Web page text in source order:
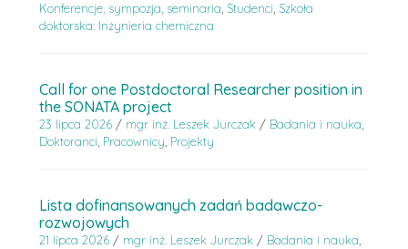
Konferencje, sympozja, seminaria, Studenci, Szkoła
doktorska: Inżynieria chemiczna
Call for one Postdoctoral Researcher position in
the SONATA project
23 lipca 2026 / mgr inż. Leszek Jurczak / Badania i nauka,
Doktoranci, Pracownicy, Projekty
Lista dofinansowanych zadań badawczo-
rozwojowych
21 lipca 2026 / mgr inż. Leszek Jurczak / Badania i nauka,